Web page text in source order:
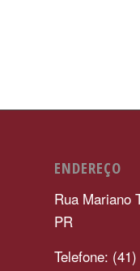
ENDEREÇO
Rua Mariano
PR
Telefone: